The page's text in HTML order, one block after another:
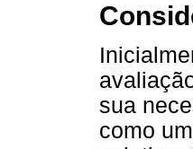
sua
como